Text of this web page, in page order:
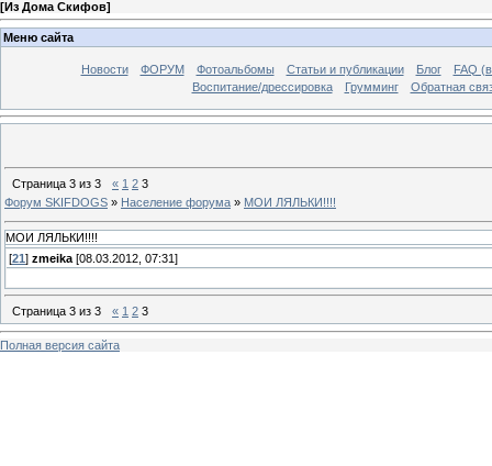
[Из Дома Скифов]
Меню сайта
Новости ФОРУМ Фотоальбомы Статьи и публикации Блог
FAQ
Воспитание/дрессировка
Грумминг Обратная
Страница 3 из 3 « 1 2 3
Форум SKIFDOGS » Население форума » МОИ ЛЯЛЬКИ!!!!
МОИ ЛЯЛЬКИ!!!!
[21] zmeika [08.03.2012, 07:31]
Страница 3 из 3 « 1 2 3
Полная версия сайта